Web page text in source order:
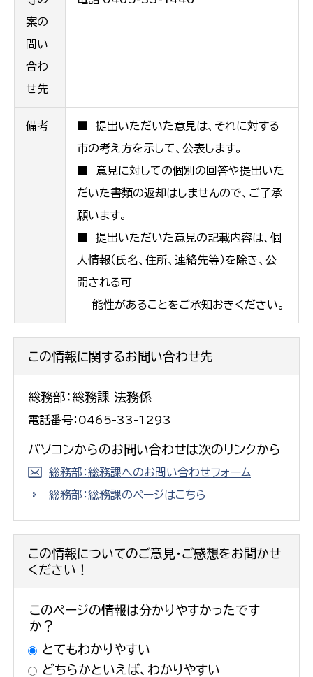
案の
問い
合わ
せ先
備考
■ 提出いただいた意見は、それに対する
市の考え方を示して、公表します。
■ 意見に対しての個別の回答や提出いた
だいた書類の返却はしませんので、ご了承
願います。
■ 提出いただいた意見の記載内容は、個
人情報（氏名、住所、連絡先等）を除き、公
開される可
能性があることをご承知おきください。
この情報に関するお問い合わせ先
総務部：総務課 法務係
電話番号：0465-33-1293
パソコンからのお問い合わせは次のリンクから
総務部：総務課へのお問い合わせフォーム
総務部：総務課のページはこちら
この情報についてのご意見・ご感想をお聞かせ
ください！
このページの情報は分かりやすかったです
か？
とてもわかりやすい
どちらかといえば、わかりやすい